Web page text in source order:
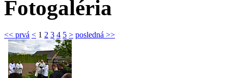
Fotogaléria
<< prvá < 1 2 3 4 5 > posledná >>